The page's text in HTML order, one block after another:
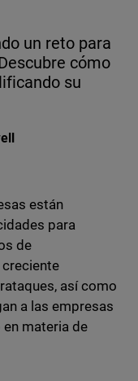
un reto para
cómo
su
están
para
de
así como
a las empresas
materia de